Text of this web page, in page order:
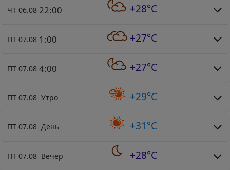
ЧТ 06.08 22:00 +28°C
ПТ 07.08 1:00 +27°C
ПТ 07.08 4:00 +27°C
ПТ 07.08 Утро +29°C
ПТ 07.08 День +31°C
ПТ 07.08 Вечер +28°C